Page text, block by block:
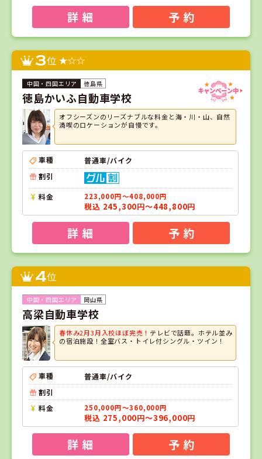
詳 細 予 約
3位
徳島県
徳島かいふ自動車学校
オフシーズンのリーズナブルな料金と海・川・山、自然
満喫のロケーションが自慢です。
車種
普通車/バイク
割引
料金 223,000円～408,000円
税込 245,300円～448,800円
詳 細 予 約
4位
岡山県
高梁自動車学校
春休み2月3月入校ほぼ完売！ テレビで話題。ホテル並み
の宿泊施設！全室バス・トイレ付シングル・ツイン！
車種
普通車/バイク
割引
料金
250,000円～360,000円
税込 275,000円～396,000円
詳 細 予 約